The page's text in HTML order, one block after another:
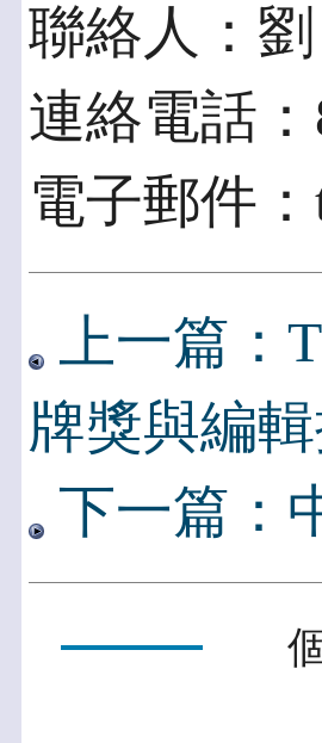
聯絡人：
連絡電話：
電子郵件：
上一篇：
牌獎與編
下一篇：